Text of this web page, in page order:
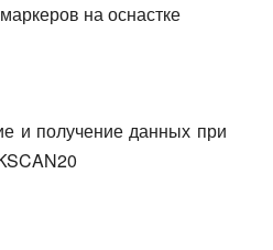
на оснастке
и получение данных при